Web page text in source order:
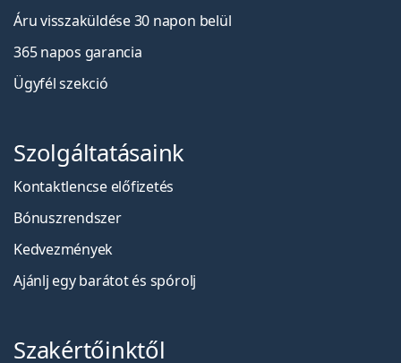
Áru visszaküldése 30 napon belül
365 napos garancia
Ügyfél szekció
Szolgáltatásaink
Kontaktlencse előfizetés
Bónuszrendszer
Kedvezmények
Ajánlj egy barátot és spórolj
Szakértőinktől